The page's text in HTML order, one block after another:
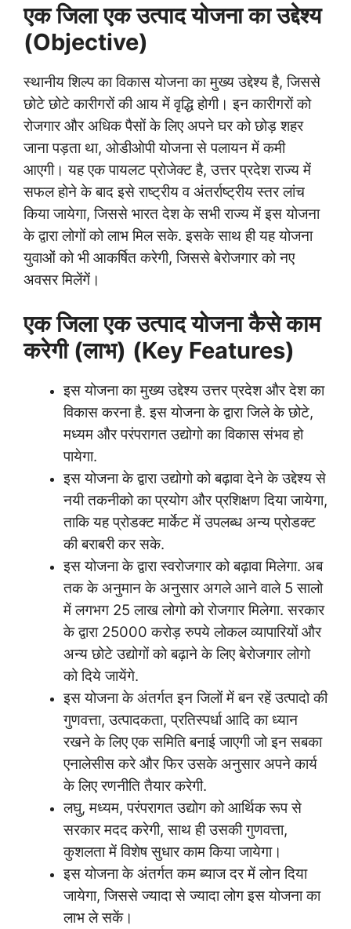
एक जिला एक उत्पादयोजना का उद्देश्य
(Objective)
स्थानीय शिल्प का विकास योजना का मुख्य उद्देश्य है, जिससे
छोटे छोटे कारीगरों की आय में वृद्धि होगी। इन कारीगरों को
रोजगार और अधिक पैसों के लिए अपने घर को छोड़ शहर
जाना पड़ता था, ओडीओपी योजना से पलायन में कमी
आएगी। यह एक पायलट प्रोजेक्ट है, उत्तर प्रदेश राज्य में
सफल होने के बाद इसे राष्ट्रीय व अंतर्राष्ट्रीय स्तर लांच
किया जायेगा, जिससे भारत देश के सभी राज्य में इस योजना
के द्वारा लोगों को लाभ मिल सके. इसके साथ ही यह योजना
युवाओं को भी आकर्षित करेगी, जिससे बेरोजगार को नए
अवसर मिलेंगें।
एक जिला एक उत्पाद योजना कैसे काम
करेगी (लाभ) (Key Features)
इस योजना का मुख्य उद्देश्य उत्तर प्रदेश और देश का
विकास करना है. इस योजना के द्वारा जिले के छोटे,
मध्यम और परंपरागत उद्योगो का विकास संभव हो
पायेगा.
इस योजना के द्वारा उद्योगो को बढ़ावा देने के उद्देश्य से
नयी तकनीको का प्रयोग और प्रशिक्षण दिया जायेगा,
ताकि यह प्रोडक्ट मार्केट में उपलब्ध अन्य प्रोडक्ट
की बराबरी कर सके.
इस योजना के द्वारा स्वरोजगार को बढ़ावा मिलेगा. अब
तक के अनुमान के अनुसार अगले आने वाले 5 सालो
में लगभग 25 लाख लोगो को रोजगार मिलेगा. सरकार
के द्वारा 25000 करोड़ रुपये लोकल व्यापारियों और
अन्य छोटे उद्योगों को बढ़ाने के लिए बेरोजगार लोगो
को दिये जायेंगे.
इस योजना के अंतर्गत इन जिलों में बन रहें उत्पादो की
गुणवत्ता, उत्पादकता, प्रतिस्पर्धा आदि का ध्यान
रखने के लिए एक समिति बनाई जाएगी जो इन सबका
एनालेसीस करे और फिर उसके अनुसार अपने कार्य
के लिए रणनीति तैयार करेगी.
लघु, मध्यम, परंपरागत उद्योग को आर्थिक रूप से
सरकार मदद करेगी, साथ ही उसकी गुणवत्ता,
कुशलता में विशेष सुधार काम किया जायेगा।
इस योजना के अंतर्गत कम ब्याज दर में लोन दिया
जायेगा, जिससे ज्यादा से ज्यादा लोग इस योजना का
लाभ ले सकें।